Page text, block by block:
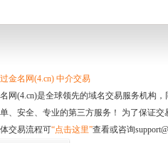
金名网(4.cn) 中介交易
网(4.cn)是全球领先的域名交易服务机构
、安全、专业的第三方服务！ 为了保证
交易流程可“点击这里”查看或咨询